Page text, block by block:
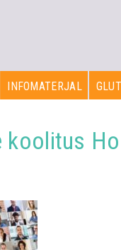
INFOMATERJAL
koolitus